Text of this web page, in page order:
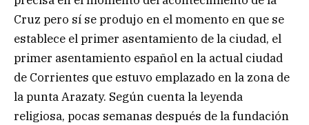
Cruz pero sí se produjo en el momento en que se
establece el primer asentamiento de la ciudad, el
primer asentamiento español en la actual ciudad
de Corrientes que estuvo emplazado en la zona de
la punta Arazaty. Según cuenta la leyenda
religiosa, pocas semanas después de la fundación